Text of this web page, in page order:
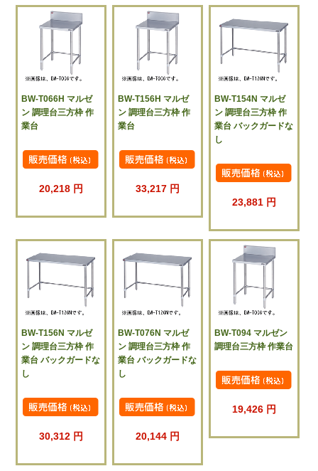
BW-T066H マルゼ
ン 調理台三方枠 作
業台
20,218 円
BW-T156H マルゼ
ン 調理台三方枠 作
業台
33,217 円
BW-T154N マルゼ
ン 調理台三方枠 作
業台 バックガードな
し
23,881 円
BW-T156N マルゼ
ン 調理台三方枠 作
業台 バックガードな
し
30,312 円
BW-T076N マルゼ
ン 調理台三方枠 作
業台 バックガードな
し
20,144 円
BW-T094 マルゼン
調理台三方枠 作業台
19,426 円